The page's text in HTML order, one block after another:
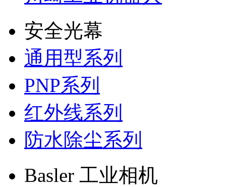
安全光幕
通用型系列
PNP系列
红外线系列
防水除尘系列
Basler 工业相机